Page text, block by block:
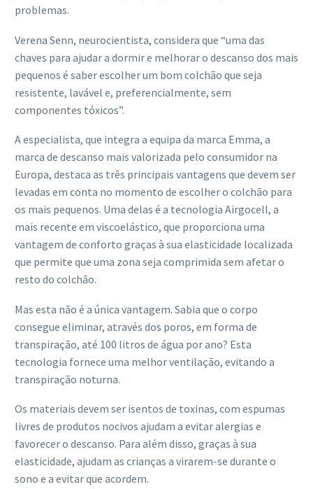
problemas.
Verena Senn, neurocientista, considera que “uma das
chaves para ajudar a dormir e melhorar o descanso dos mais
pequenos é saber escolher um bom colchão que seja
resistente, lavável e, preferencialmente, sem
componentes tóxicos”.
A especialista, que integra a equipa da marca Emma, a
marca de descanso mais valorizada pelo consumidor na
Europa, destaca as três principais vantagens que devem ser
levadas em conta no momento de escolher o colchão para
os mais pequenos. Uma delas é a tecnologia Airgocell, a
mais recente em viscoelástico, que proporciona uma
vantagem de conforto graças à sua elasticidade localizada
que permite que uma zona seja comprimida sem afetar o
resto do colchão.
Mas esta não é a única vantagem. Sabia que o corpo
consegue eliminar, através dos poros, em forma de
transpiração, até 100 litros de água por ano? Esta
tecnologia fornece uma melhor ventilação, evitando a
transpiração noturna.
Os materiais devem ser isentos de toxinas, com espumas
livres de produtos nocivos ajudam a evitar alergias e
favorecer o descanso. Para além disso, graças à sua
elasticidade, ajudam as crianças a virarem-se durante o
sono e a evitar que acordem.